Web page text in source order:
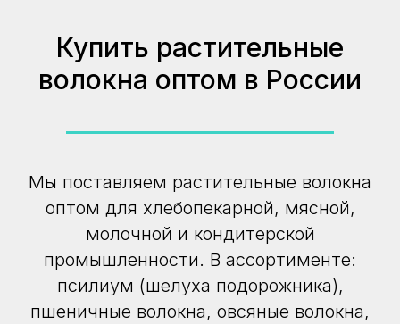
Купить растительные
волокна оптом в России
Мы поставляем растительные волокна
оптом для хлебопекарной, мясной,
молочной и кондитерской
промышленности. В ассортименте:
псилиум (шелуха подорожника),
пшеничные волокна, овсяные волокна,